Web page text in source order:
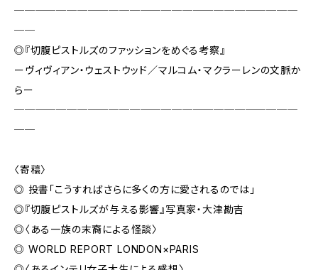
───────────────────────────
──
◎『切腹ピストルズのファッションをめぐる考察』
ーヴィヴィアン・ウェストウッド／マルコム・マクラーレンの文脈か
らー
───────────────────────────
──
〈寄稿〉
◎ 投書「こうすればさらに多くの方に愛されるのでは」
◎『切腹ピストルズが与える影響』写真家・大津勘吉
◎〈ある一族の末裔による怪談〉
◎ WORLD REPORT LONDON×PARIS